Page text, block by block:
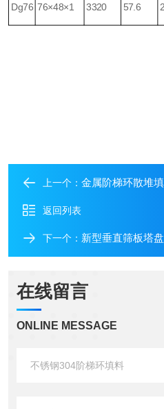
Dg76 76×48×1 3320 57.6
上一个： 金属阶梯环散堆
返回列表
下一个： 新型垂直筛板塔
在线留言
ONLINE MESSAGE